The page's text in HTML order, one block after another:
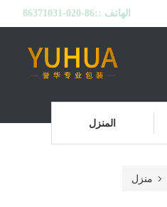
الهاتف ::86-020-86371031
المنزل
منزل